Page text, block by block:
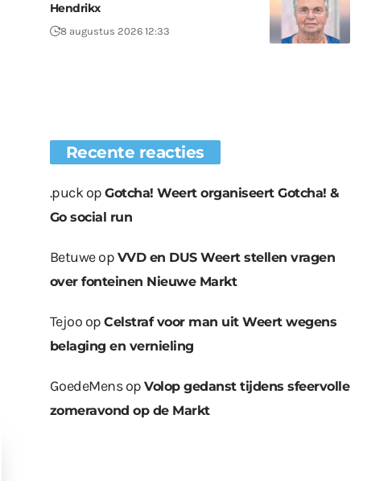
Hendrikx
8 augustus 2026 12:33
Recente reacties
.puckopGotcha! Weert organiseert Gotcha! &
Go social run
Betuweop VVD en DUS Weert stellen vragen
over fonteinen Nieuwe Markt
Tejoo opCelstraf voor man uit Weert wegens
belaging en vernieling
GoedeMensopVolop gedanst tijdens sfeervolle
zomeravond op de Markt